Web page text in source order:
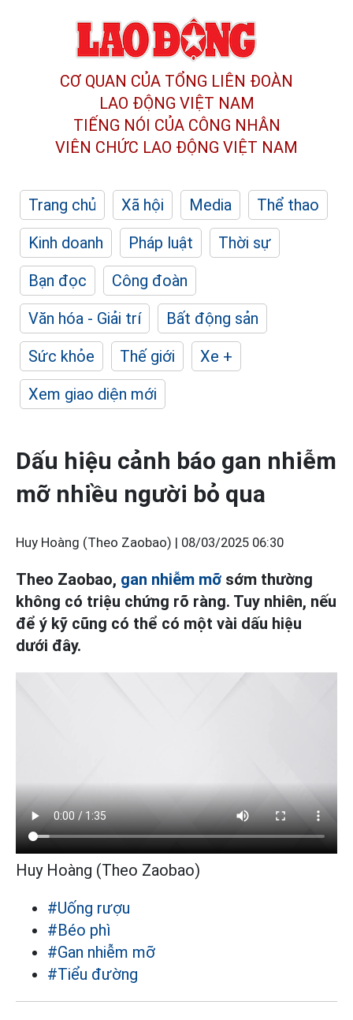
CƠ QUAN CỦA TỔNG LIÊN ĐOÀN
LAO ĐỘNG VIỆT NAM
TIẾNG NÓI CỦA CÔNG NHÂN
VIÊN CHỨC LAO ĐỘNG VIỆT NAM
Trang chủ Xã hội Media
Thể thao
Kinh doanh
Pháp luật
Thời sự
Bạn đọc
Công đoàn
Văn hóa - Giải trí
Bất động sản
Sức khỏe
Thế giới
Xe +
Xem giao diện mới
Dấu hiệu cảnh báo gan nhiễm
mỡ nhiều người bỏ qua
Huy Hoàng (Theo Zaobao) | 08/03/2025 06:30
Theo Zaobao, gan nhiễm mỡ sớm thường
không có triệu chứng rõ ràng. Tuy nhiên, nếu
để ý kỹ cũng có thể có một vài dấu hiệu
dưới đây.
Huy Hoàng (Theo Zaobao)
#Uống rượu
#Béo phì
#Gan nhiễm mỡ
#Tiểu đường